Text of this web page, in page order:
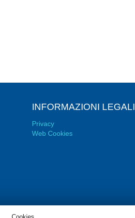
INFORMAZIONI LEGALI
Privacy
Web Cookies